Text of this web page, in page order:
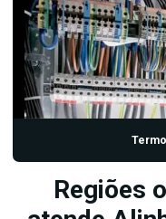
Regiões